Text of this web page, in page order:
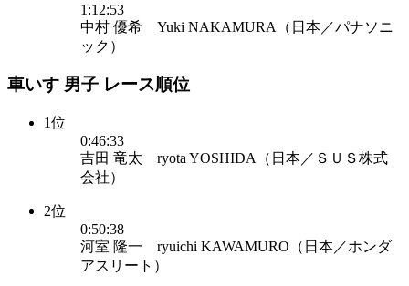
1:12:53
中村 優希 Yuki NAKAMURA（日本／パナソニ
ック）
車いす 男子 レース順位
1位
0:46:33
吉田 竜太 ryota YOSHIDA（日本／ＳＵＳ株式
会社）
2位
0:50:38
河室 隆一 ryuichi KAWAMURO（日本／ホンダ
アスリート）